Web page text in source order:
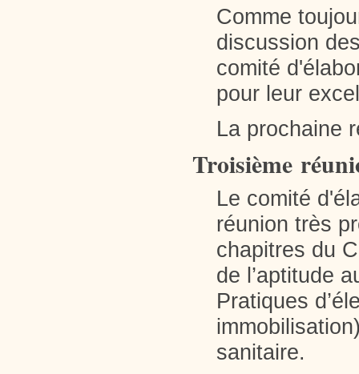
Comme
discussion
comité
pour leur
La prochaine
Troisième
Le comité
réunion très
chapitres du
de l’aptitude
Pratiques
sanitaire.